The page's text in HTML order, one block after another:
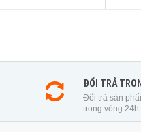
ĐỔI TRẢ
Đổi trả sản
trong vòng 24h